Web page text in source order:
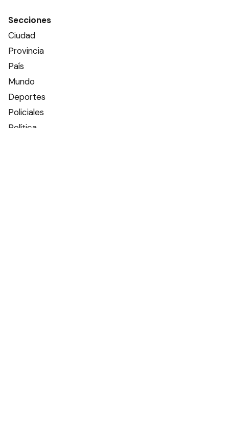
Secciones
Ciudad
Provincia
País
Mundo
Deportes
Policiales
Política